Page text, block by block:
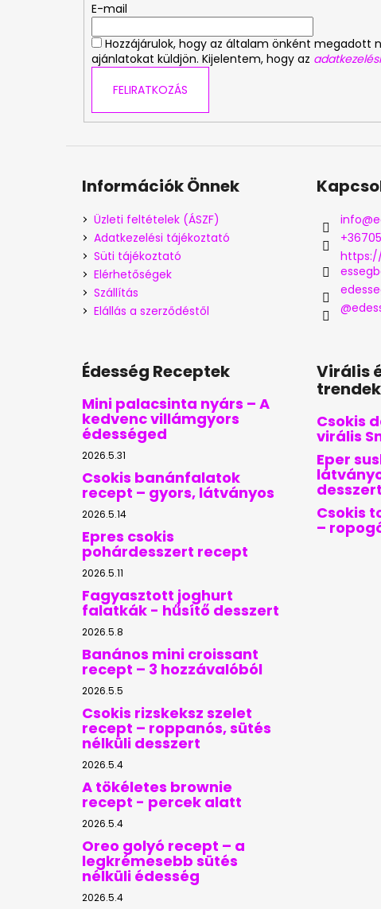
E-mail
Hozzájárulok, hogy az általam önként
ajánlatokat küldjön. Kijelentem, hogy az
FELIRATKOZÁS
Információk Önnek
Üzleti feltételek (ÁSZF)
Adatkezelési tájékoztató
Süti tájékoztató
Elérhetőségek
Szállítás
Elállás a szerződéstől
info@
Édesség Receptek
Mini palacsinta nyárs – A
kedvenc villámgyors
édességed
2026.5.31
Csokis banánfalatok
recept – gyors, látványos
2026.5.14
Epres csokis
pohárdesszert recept
2026.5.11
Fagyasztott joghurt
falatkák - hűsítő desszert
2026.5.8
Banános mini croissant
recept – 3 hozzávalóból
2026.5.5
Csokis rizskeksz szelet
recept – roppanós, sütés
nélküli desszert
2026.5.4
A tökéletes brownie
recept - percek alatt
2026.5.4
Oreo golyó recept – a
legkrémesebb sütés
nélküli édesség
2026.5.4
Virális
trendek
Csokis
virális
Eper
desszert
Csokis
–